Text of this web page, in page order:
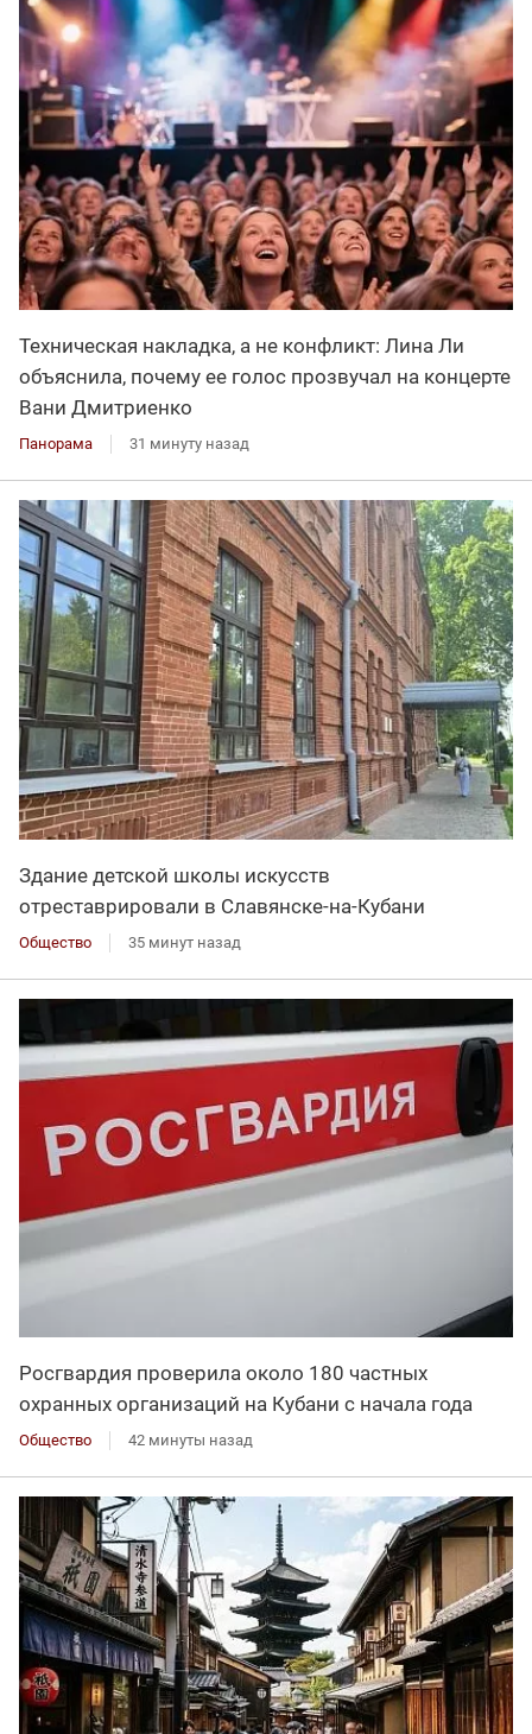
Техническая накладка, а не конфликт: Лина Ли
объяснила, почему ее голос прозвучал на концерте
Вани Дмитриенко
Панорама 31 минуту назад
Здание детской школы искусств
отреставрировали в Славянске-на-Кубани
Общество 35 минут назад
Росгвардия проверила около 180 частных
охранных организаций на Кубани с начала года
Общество 42 минуты назад